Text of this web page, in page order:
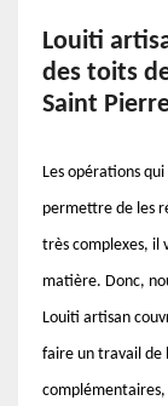
Louiti
des toits
Saint
Les opérations
permettre de les
très complexes, il
matière. Donc,
Louiti artisan
faire un travail de